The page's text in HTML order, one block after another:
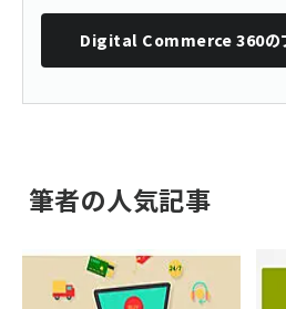
Digital Commerce 360の
筆者の人気記事